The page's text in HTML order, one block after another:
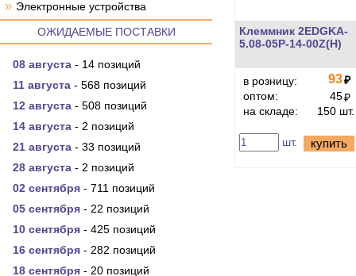
» Электронные устройства
ОЖИДАЕМЫЕ ПОСТАВКИ
08 августа - 14 позиций
11 августа - 568 позиций
12 августа - 508 позиций
14 августа - 2 позиций
21 августа - 33 позиций
28 августа - 2 позиций
02 сентября - 711 позиций
05 сентября - 22 позиций
10 сентября - 425 позиций
16 сентября - 282 позиций
18 сентября - 20 позиций
Клеммник 2EDGKA-
5.08-05P-14-00Z(H)
в розницу: 93₽
оптом:
45₽
на складе:
150 шт.
шт. купить